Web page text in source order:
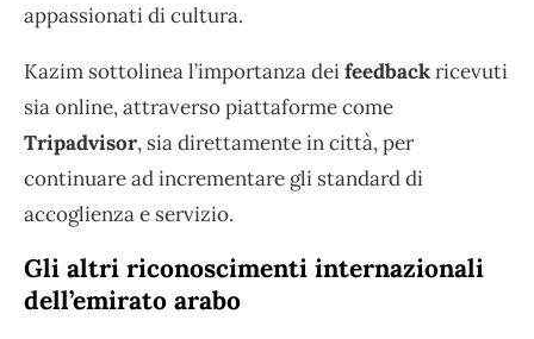
appassionati di cultura.
Kazim sottolinea l’importanza deifeedbackricevuti
sia online, attraverso piattaforme come
Tripadvisor, sia direttamente in città, per
continuare ad incrementare gli standard di
accoglienza e servizio.
Gli altri riconoscimenti internazionali
dell’emirato arabo